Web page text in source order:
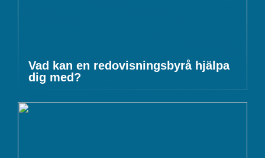
Vad kan en redovisningsbyrå hjälpa
dig med?